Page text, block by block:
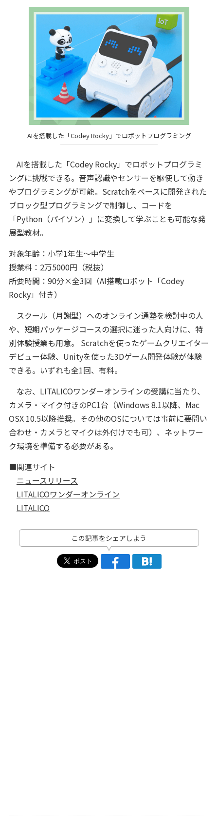
AIを搭載した「Codey Rocky」でロボットプログラミング
AIを搭載した「Codey Rocky」でロボットプログラミ
ングに挑戦できる。音声認識やセンサーを駆使して動き
やプログラミングが可能。Scratchをベースに開発された
ブロック型プログラミングで制御し、コードを
「Python（パイソン）」に変換して学ぶことも可能な発
展型教材。
対象年齢：小学1年生～中学生
授業料：2万5000円（税抜）
所要時間：90分×全3回（AI搭載ロボット「Codey
Rocky」付き）
スクール（月謝型）へのオンライン通塾を検討中の人
や、短期パッケージコースの選択に迷った人向けに、特
別体験授業も用意。 Scratchを使ったゲームクリエイター
デビュー体験、Unityを使った3Dゲーム開発体験が体験
できる。いずれも全1回、有料。
なお、LITALICOワンダーオンラインの受講に当たり、
カメラ・マイク付きのPC1台（Windows 8.1以降、Mac
OSX 10.5以降推奨。その他のOSについては事前に要問い
合わせ・カメラとマイクは外付けでも可）、ネットワー
ク環境を準備する必要がある。
■関連サイト
ニュースリリース
LITALICOワンダーオンライン
LITALICO
この記事をシェアしよう